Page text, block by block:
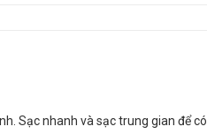
Sạc nhanh và sạc trung gian để